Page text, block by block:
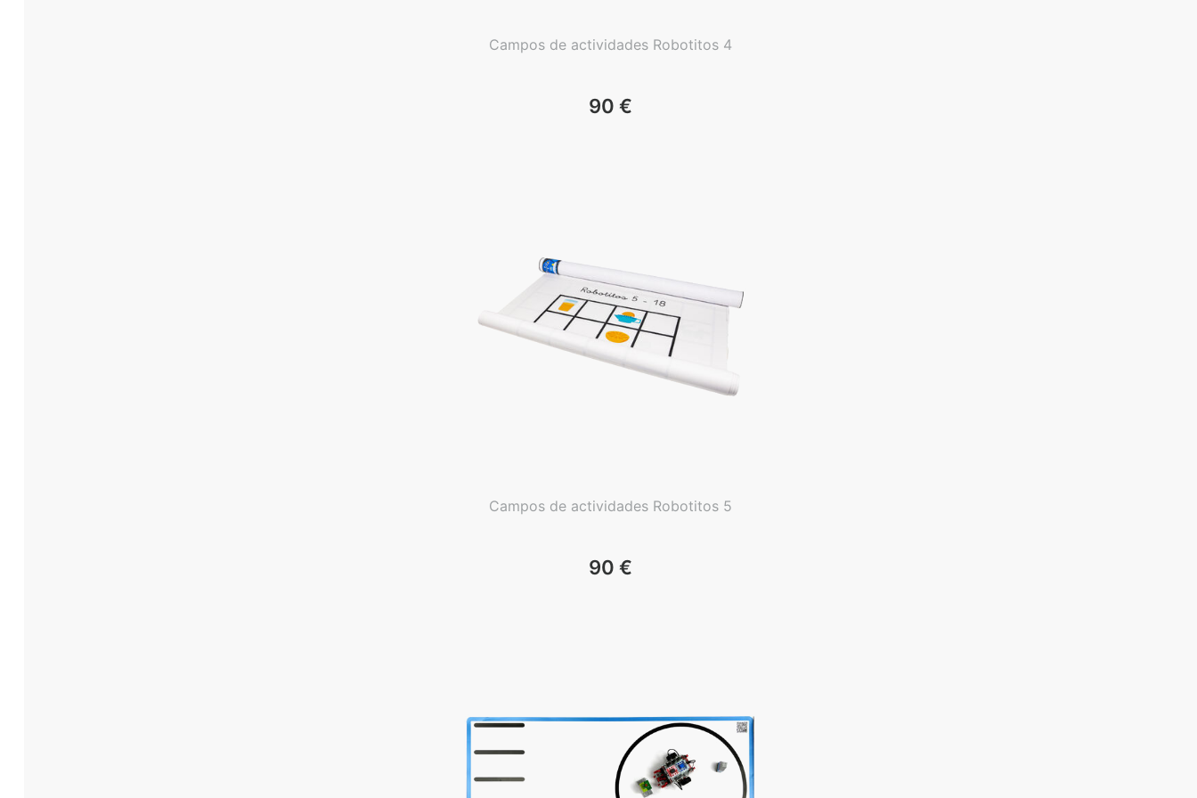
Campos de actividades Robotitos 4
90 €
Campos de actividades Robotitos 5
90 €